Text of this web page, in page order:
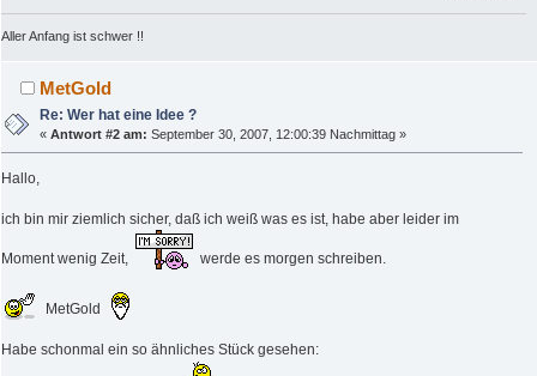
Aller Anfang ist schwer !!
MetGold
Re: Wer hat eine Idee ?
«Antwort #2 am: September 30, 2007, 12:00:39 Nachmittag »
Hallo,
ich bin mir ziemlich sicher, daß ich weiß was es ist, habe aber leider im
Moment wenig Zeit, werde es morgen schreiben.
MetGold
Habe schonmal ein so ähnliches Stück gesehen: